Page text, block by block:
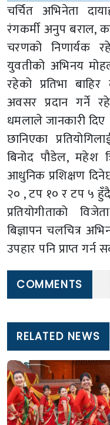
चर्चित अभिनेता
रंगकर्मी अनुप बराल,
चरणको निणार्यक
युवतीको अभिनय
रहेको प्रतिभा
अवसर प्रदान गर्ने
धमलाले जानकारी दिए
छानिएका
बिनोद पौडेल, महेश
आधुनिक प्रशिक्षण
२० , टप १० र टप ५
प्रतियोगीताको
बिज्ञापन चलचित्र
उपहार पनि प्राप्त गर्न
COMMENTS
RELATED NEWS